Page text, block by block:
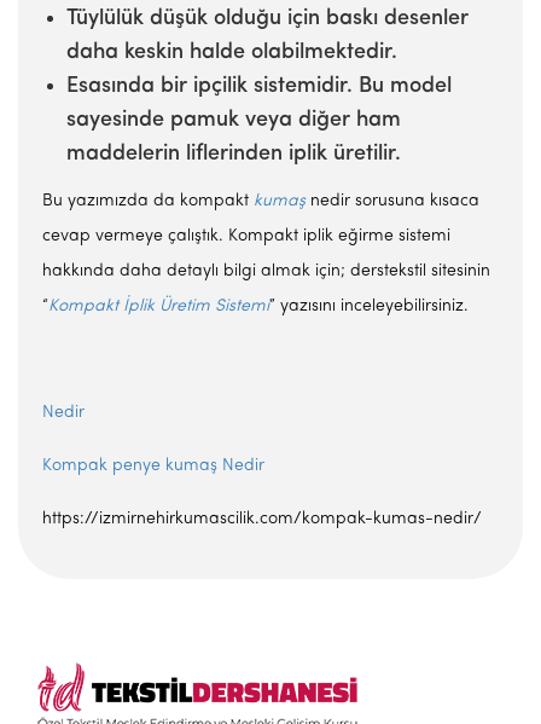
Tüylülük düşük olduğu için baskı desenler
daha keskin halde olabilmektedir.
Esasında bir ipçilik sistemidir. Bu model
sayesinde pamuk veya diğer ham
maddelerin liflerinden iplik üretilir.
Bu yazımızda da kompakt kumaşnedir sorusuna kısaca
cevap vermeye çalıştık. Kompakt iplik eğirme sistemi
hakkında daha detaylı bilgi almak için; derstekstil sitesinin
“Kompakt İplik Üretim Sistemi” yazısını inceleyebilirsiniz.
Nedir
Kompak penye kumaş Nedir
https://izmirnehirkumascilik.com/kompak-kumas-nedir/